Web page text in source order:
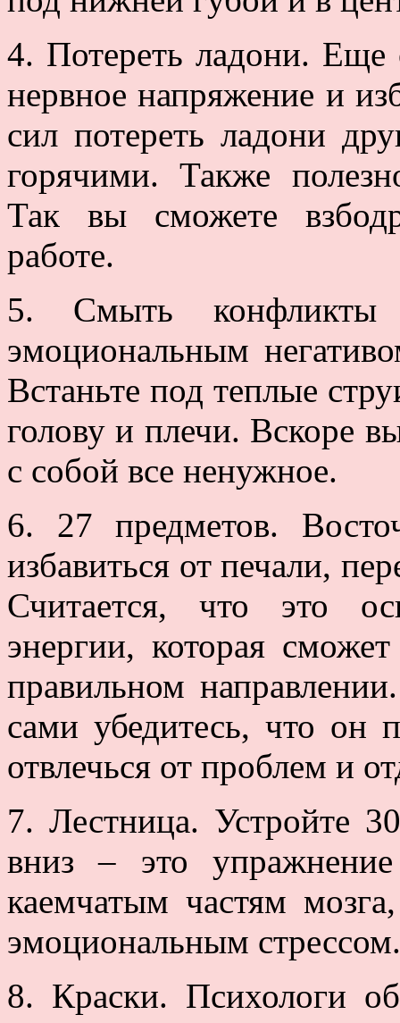
4. Потереть ладони. Еще
нервное напряжение и
сил потереть ладони
горячими. Также
Так вы сможете
работе.
5. Смыть конфликты
эмоциональным
Встаньте под теплые
голову и плечи. Вскоре
с собой все ненужное.
6. 27 предметов.
избавиться от печали,
Считается, что это
энергии, которая
правильном
сами убедитесь, что он
отвлечься от проблем и
7. Лестница. Устройте
вниз – это
каемчатым частям
эмоциональным стрессом.
8. Краски. Психологи